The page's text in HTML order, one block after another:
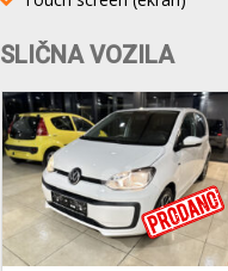
SLIČNA VOZILA